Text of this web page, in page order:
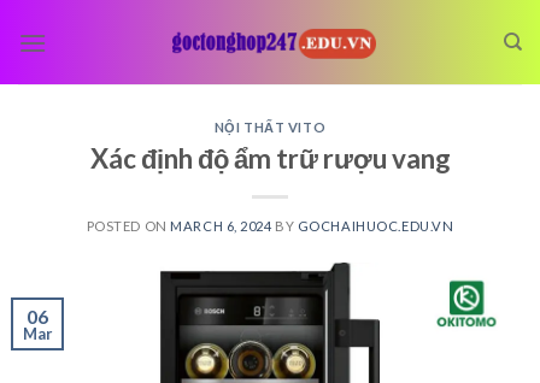
NỘI THẤT VITO
Xác định độ ẩm trữ rượu vang
POSTED ON MARCH 6, 2024 BY GOCHAIHUOC.EDU.VN
06
Mar